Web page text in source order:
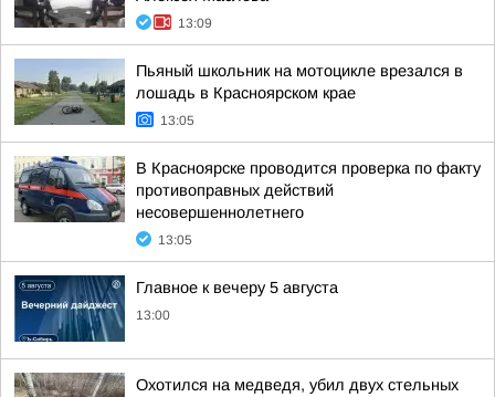
13:09
Пьяный школьник на мотоцикле врезался в
лошадь в Красноярском крае
13:05
В Красноярске проводится проверка по факту
противоправных действий
несовершеннолетнего
13:05
Главное к вечеру 5 августа
13:00
Охотился на медведя, убил двух стельных